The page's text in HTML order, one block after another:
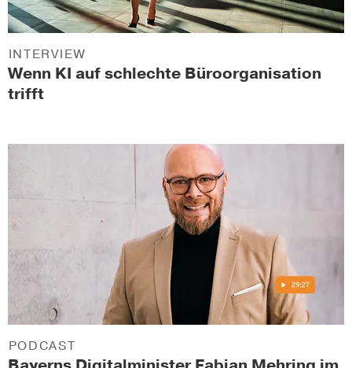
Wenn KI auf schlechte Büroorganisation
trifft
INTERVIEW
PODCAST